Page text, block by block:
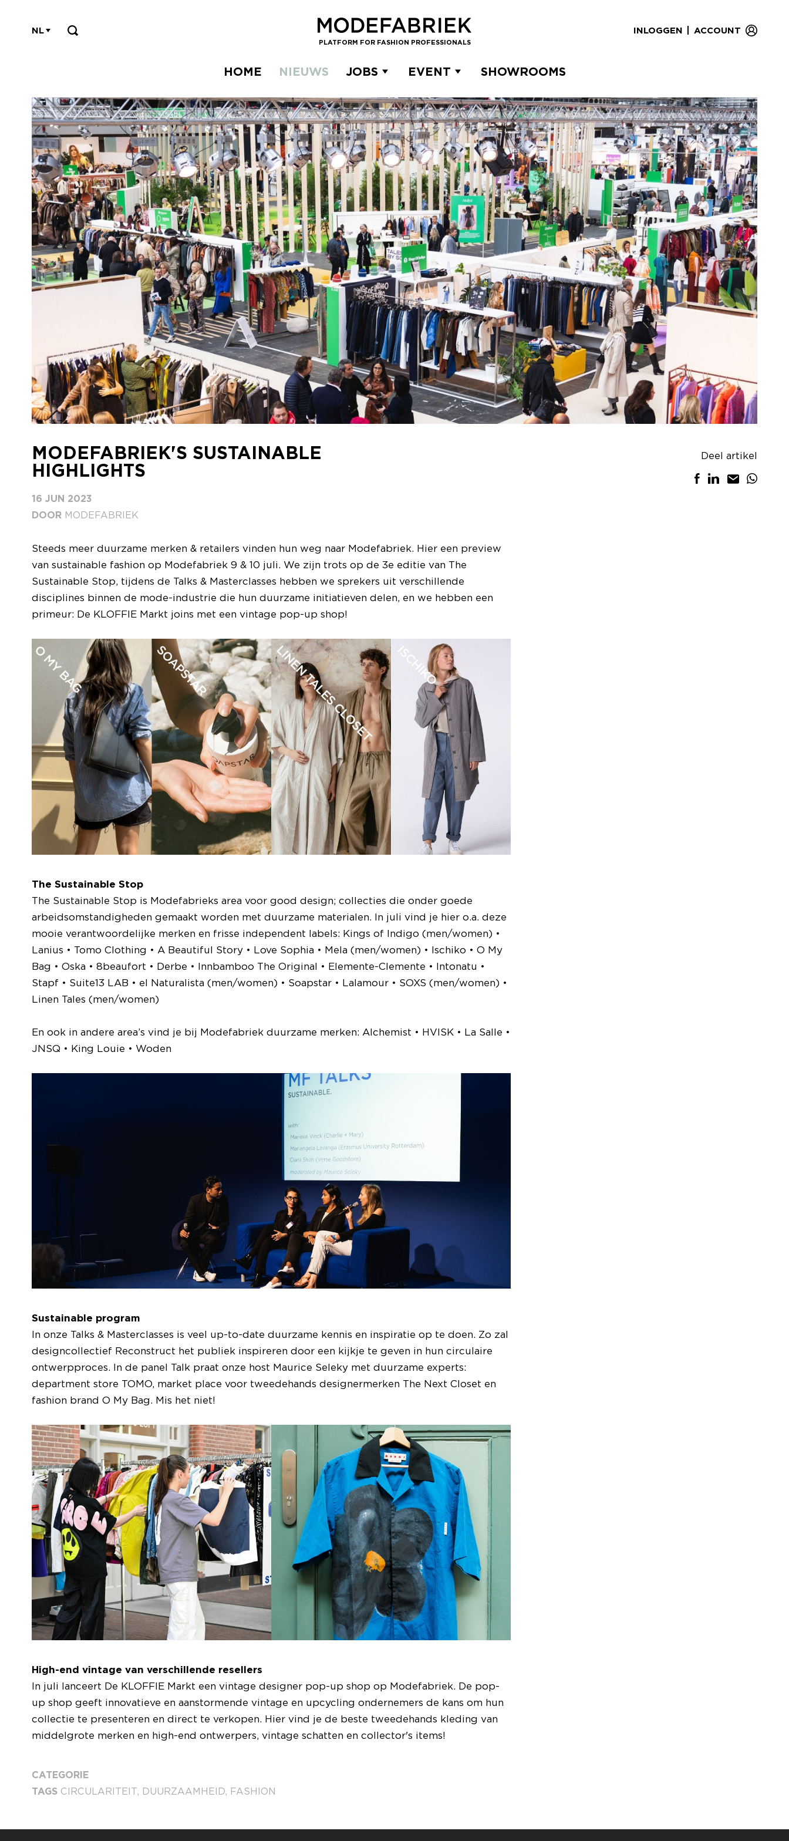
PLATFORM FOR FASHION PROFESSIONALS
INLOGGEN ACCOUNT
NL
HOME NIEUWS JOBS EVENT SHOWROOMS
MODEFABRIEK'S SUSTAINABLE
HIGHLIGHTS
16 JUN 2023
DOOR MODEFABRIEK
Steeds meer duurzame merken & retailers vinden hun weg naar Modefabriek. Hier een preview
van sustainable fashion op Modefabriek 9 & 10 juli. We zijn trots op de 3e editie van The
Sustainable Stop, tijdens de Talks & Masterclasses hebben we sprekers uit verschillende
disciplines binnen de mode-industrie die hun duurzame initiatieven delen, en we hebben een
primeur: De KLOFFIE Markt joins met een vintage pop-up shop!
The Sustainable Stop
The Sustainable Stop is Modefabrieks area voor good design; collecties die onder goede
arbeidsomstandigheden gemaakt worden met duurzame materialen. In juli vind je hier o.a. deze
mooie verantwoordelijke merken en frisse independent labels: Kings of Indigo (men/women) •
Lanius • Tomo Clothing • A Beautiful Story • Love Sophia • Mela (men/women) • Ischiko • O My
Bag • Oska • 8beaufort • Derbe • Innbamboo The Original • Elemente-Clemente • Intonatu •
Stapf • Suite13 LAB • el Naturalista (men/women) • Soapstar • Lalamour • SOXS (men/women) •
Linen Tales (men/women)
En ook in andere area’s vind je bij Modefabriek duurzame merken: Alchemist • HVISK • La Salle •
JNSQ • King Louie • Woden
Sustainable program
In onze Talks & Masterclasses is veel up-to-date duurzame kennis en inspiratie op te doen. Zo zal
designcollectief Reconstruct het publiek inspireren door een kijkje te geven in hun circulaire
ontwerpproces. In de panel Talk praat onze host Maurice Seleky met duurzame experts:
department store TOMO, market place voor tweedehands designermerken The Next Closet en
fashion brand O My Bag. Mis het niet!
High-end vintage van verschillende resellers
In juli lanceert De KLOFFIE Markt een vintage designer pop-up shop op Modefabriek. De pop-
up shop geeft innovatieve en aanstormende vintage en upcycling ondernemers de kans om hun
collectie te presenteren en direct te verkopen. Hier vind je de beste tweedehands kleding van
middelgrote merken en high-end ontwerpers, vintage schatten en collector's items!
CATEGORIE
TAGS CIRCULARITEIT, DUURZAAMHEID, FASHION
Deel artikel